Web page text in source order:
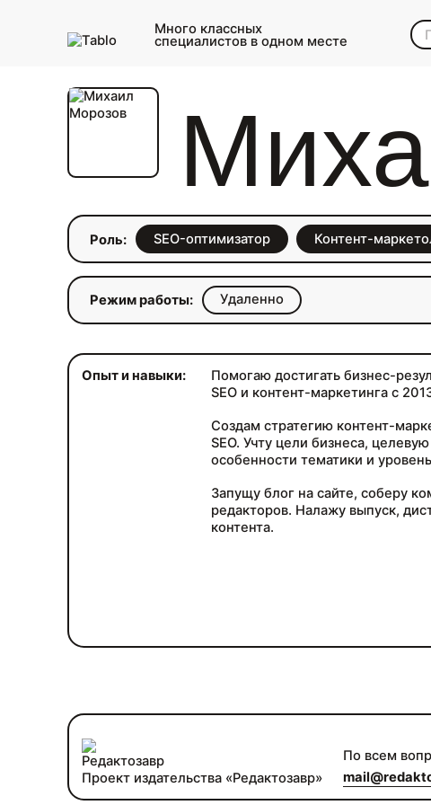
Много классных
специалистов в одном месте
Роль: SEO-оптимизатор Контент-
Режим работы: Удаленно
Опыт и навыки:
Помогаю достигать бизнес-
SEO и контент-маркетинга с
Создам стратегию контент-
SEO. Учту цели бизнеса,
особенности тематики и
Запущу блог на сайте, соберу
редакторов. Налажу выпуск,
контента.
Проект издательства «Редактозавр»
По всем